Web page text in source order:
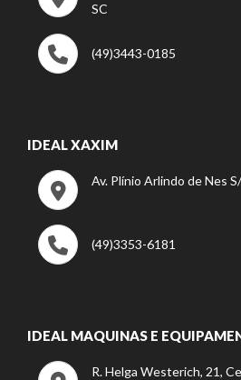
SC
(49)3443-0185
IDEAL XAXIM
Av. Plínio Arlindo de Nes
(49)3353-6181
IDEAL MAQUINAS E
R. Helga Westerich, 21,